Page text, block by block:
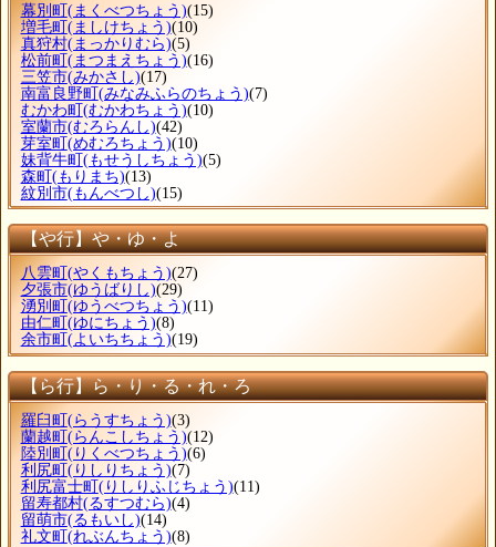
幕別町(まくべつちょう)(15)
増毛町(ましけちょう)(10)
真狩村(まっかりむら)(5)
松前町(まつまえちょう)(16)
三笠市(みかさし)(17)
南富良野町(みなみふらのちょう)(7)
むかわ町(むかわちょう)(10)
室蘭市(むろらんし)(42)
芽室町(めむろちょう)(10)
妹背牛町(もせうしちょう)(5)
森町(もりまち)(13)
紋別市(もんべつし)(15)
【や行】や・ゆ・よ
八雲町 (やくもちょう)(27)
夕張市(ゆうばりし)(29)
湧別町 (ゆうべつちょう)(11)
由仁町 (ゆにちょう)(8)
余市町 (よいちちょう)(19)
【ら行】ら・り・る・れ・ろ
羅臼町 (らうすちょう)(3)
蘭越町 (らんこしちょう)(12)
陸別町 (りくべつちょう)(6)
利尻町 (りしりちょう)(7)
利尻富士町 (りしりふじちょう)(11)
留寿都村(るすつむら)(4)
留萌市(るもいし)(14)
礼文町 (れぶんちょう)(8)